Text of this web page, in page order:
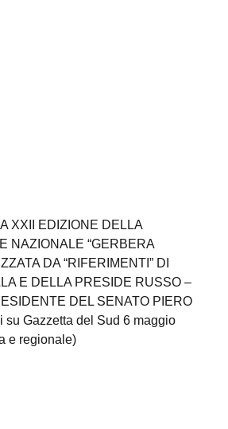
XXII EDIZIONE DELLA
NAZIONALE “GERBERA
DA “RIFERIMENTI” DI
E DELLA PRESIDE RUSSO –
DEL SENATO PIERO
su Gazzetta del Sud 6 maggio
e regionale)